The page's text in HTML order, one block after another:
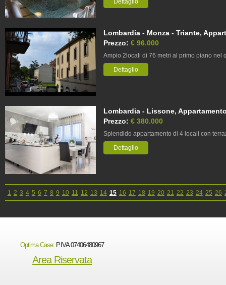
Dettaglio
Lombardia - Monza - Triante,
Prezzo: € 96.000
Ampio 2locali di 76 metri al primo piano nel
Dettaglio
Lombardia - Lissone,
Prezzo: € 380.000
Splendido appartamento di 4 locali con
Dettaglio
1 2 3 4 5 6 7 8 9 10 11 12 13 14 15 16 17 18 19 20 21 22 23 24 25 26
Optima Case: P.IVA 07406480967
Area Riservata